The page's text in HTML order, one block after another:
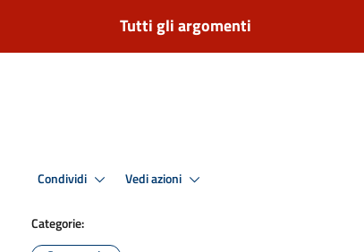
Tutti gli argomenti
Condividi Vedi azioni
Categorie: